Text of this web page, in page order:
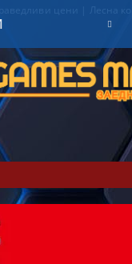
цени | Лесна